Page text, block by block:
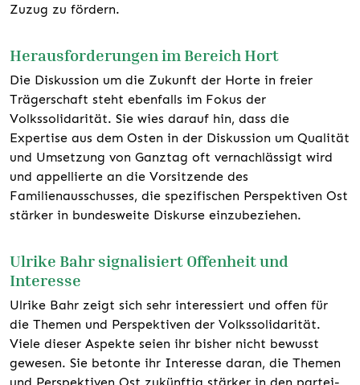
Zuzug zu fördern.
Herausforderungen im Bereich Hort
Die Diskussion um die Zukunft der Horte in freier
Trägerschaft steht ebenfalls im Fokus der
Volkssolidarität. Sie wies darauf hin, dass die
Expertise aus dem Osten in der Diskussion um Qualität
und Umsetzung von Ganztag oft vernachlässigt wird
und appellierte an die Vorsitzende des
Familienausschusses, die spezifischen Perspektiven Ost
stärker in bundesweite Diskurse einzubeziehen.
Ulrike Bahr signalisiert Offenheit und
Interesse
Ulrike Bahr zeigt sich sehr interessiert und offen für
die Themen und Perspektiven der Volkssolidarität.
Viele dieser Aspekte seien ihr bisher nicht bewusst
gewesen. Sie betonte ihr Interesse daran, die Themen
und Perspektiven Ost zukünftig stärker in den partei-